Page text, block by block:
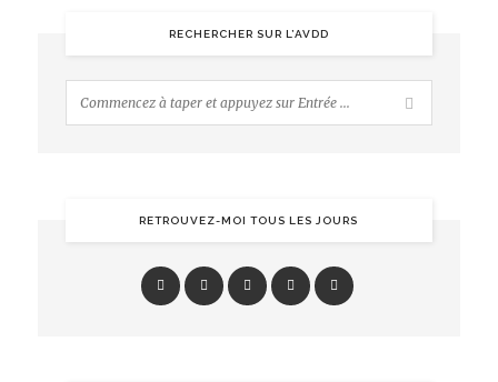
RECHERCHER SUR L’AVDD
RETROUVEZ-MOI TOUS LES JOURS